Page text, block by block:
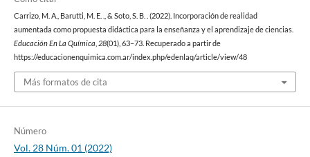
Carrizo, M. A., Barutti, M. E. ., & Soto, S. B. . (2022). Incorporación de realidad
aumentada como propuesta didáctica para la enseñanza y el aprendizaje de ciencias.
Educación En La Química 28(01), 63–73. Recuperado a partir de
https://educacionenquimica.com.ar/index.php/edenlaq/article/view/48
Más formatos de cita
Número
Vol. 28 Núm. 01 (2022)